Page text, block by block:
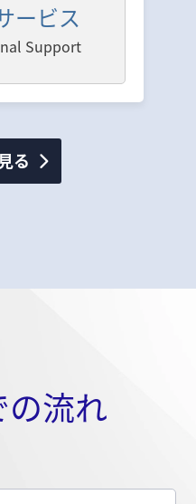
ービス
Support
る
流れ